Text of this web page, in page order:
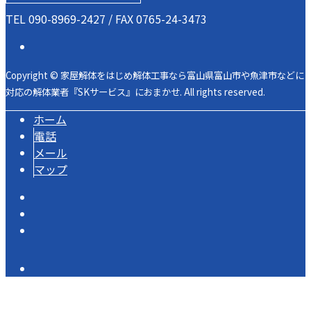
TEL 090-8969-2427 / FAX 0765-24-3473
Copyright © 家屋解体をはじめ解体工事なら富山県富山市や魚津市などに
対応の解体業者『SKサービス』におまかせ. All rights reserved.
ホーム
電話
メール
マップ